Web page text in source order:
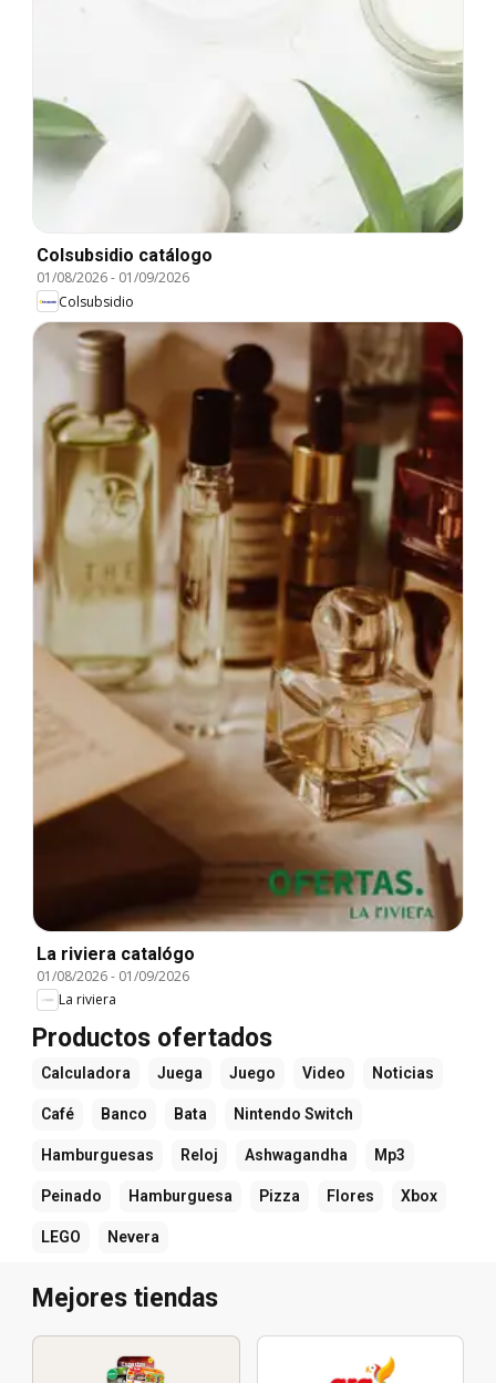
Colsubsidio catálogo
01/08/2026- 01/09/2026
Colsubsidio
La riviera catalógo
01/08/2026- 01/09/2026
La riviera
Productos ofertados
Calculadora Juega Juego Video Noticias
Café Banco Bata Nintendo Switch
Hamburguesas Reloj Ashwagandha Mp3
Peinado Hamburguesa Pizza Flores Xbox
LEGO Nevera
Mejores tiendas